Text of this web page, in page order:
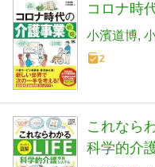
コロナ時
小濱道博
2
これなら
科学的介